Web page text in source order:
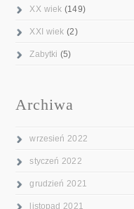
XX wiek (149)
XXI wiek (2)
Zabytki (5)
Archiwa
wrzesień 2022
styczeń 2022
grudzień 2021
listopad 2021